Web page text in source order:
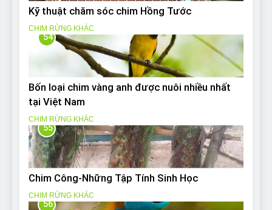
Kỹ thuật chăm sóc chim Hồng Tước
CHIM RỪNG KHÁC
54
Bốn loại chim vàng anh được nuôi nhiều nhất
tại Việt Nam
CHIM RỪNG KHÁC
55
Chim Công-Những Tập Tính Sinh Học
CHIM RỪNG KHÁC
56